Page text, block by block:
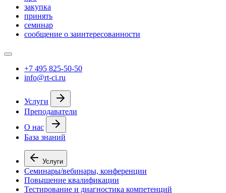
закупка
принять
семинар
сообщение о заинтересованности
+7 495 825-50-50
info@rt-ci.ru
Услуги
Преподаватели
О нас
База знаний
Услуги
Семинары/вебинары, конференции
Повышение квалификации
Тестирование и диагностика компетенций